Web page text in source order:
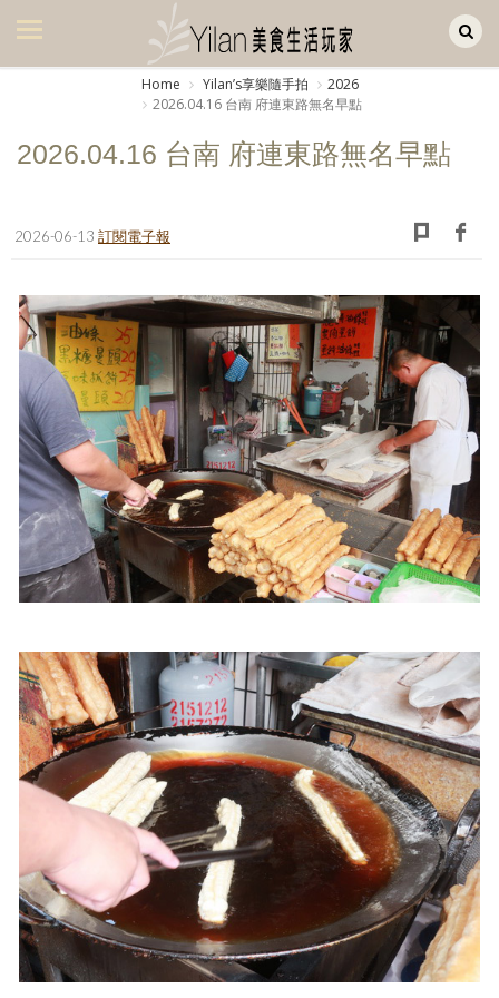
美食集
廚房集
旅遊美食集
生活風
書房集
日記簿
餐桌週記
享樂隨手拍
照相簿
影音區
歷史區
關於Yilan
個人著作
活動實況記錄
合作與代言
訂閱電子報
Home Yilanʼs享樂隨手拍
2026
2026.04.16 台南 府連東路無名早點
2026.04.16 台南 府連東路無名早點
2026-06-13 訂閱電子報